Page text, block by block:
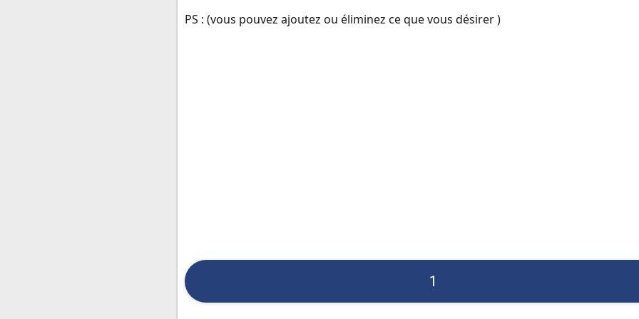
PS : (vous pouvez ajoutez ou éliminez ce que vous désirer )
1